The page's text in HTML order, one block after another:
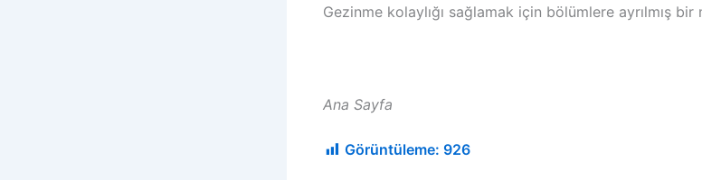
Gezinme kolaylığı sağlamak için bölümlere ayrılmış bir
Ana Sayfa
Görüntüleme: 926